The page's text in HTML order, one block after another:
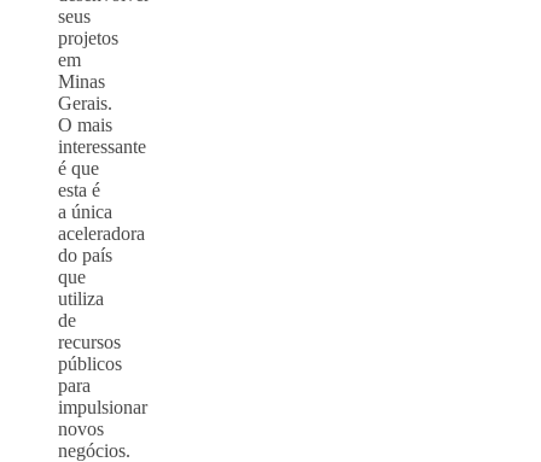
seus
projetos
em
Minas
Gerais.
O mais
interessante
é que
esta é
a única
aceleradora
do país
que
utiliza
de
recursos
públicos
para
impulsionar
novos
negócios.